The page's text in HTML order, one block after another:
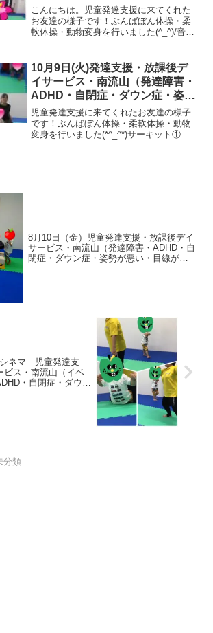
発達気になる 放デイ 自閉症
学習障害 ＬＤ ＡＤＨＤ アス
ペルガー症候群)
こんにちは。児童発達支援に来てくれた
お友達の様子です！ぶんばぼん体操・柔
軟体操・動物変身を行いました(^_^)/音楽
ロ）、鉄棒（ぶら下がり、コウモリ、前
回り）、フープ...
10月9日(火)発達支援・放課後デ
イサービス・南流山（発達障害・
ADHD・自閉症・ダウン症・姿勢
が悪い・体幹・粗大運動・発語）
児童発達支援に来てくれたお友達の様子
です！ぶんばぼん体操・柔軟体操・動物
変身を行いました(*^_^*)サーキット①で
8月10日（金）児童発達支援・放課後デイ
サービス・南流山（発達障害・ADHD・自
閉症・ダウン症・姿勢が悪い・目線が合
ネマ 児童発達支
ビス・南流山（イベ
・自閉症・ダウン
分類